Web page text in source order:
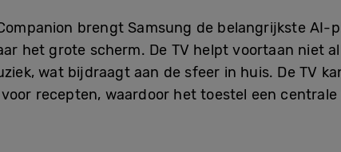
brengt Samsung de belangrijkste AI-
het grote scherm. De TV helpt voortaan niet
wat bijdraagt aan de sfeer in huis. De TV
recepten, waardoor het toestel een